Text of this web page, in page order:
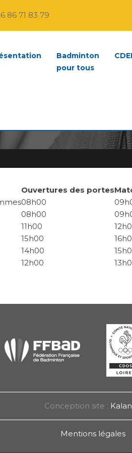
86 71 83 79
Badminton
pour tous
Ouvertures des portes
08h00
08h00
11h00
15h00
14h00
12h00
Conception site :
Mentions légales